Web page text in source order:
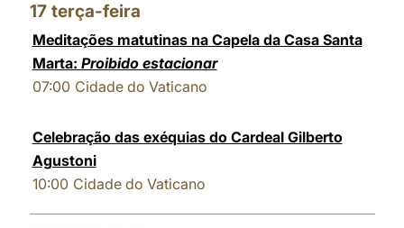
17 terça-feira
Meditações matutinas na Capela da Casa Santa
Marta: Proibido estacionar
07:00 Cidade do Vaticano
Celebração das exéquias do Cardeal Gilberto
Agustoni
10:00 Cidade do Vaticano